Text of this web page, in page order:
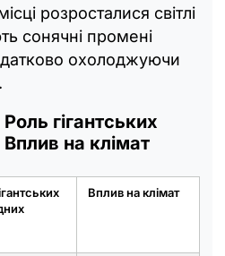
розросталися світлі
сонячні промені
охолоджуючи
Роль гігантських
Вплив на клімат
Вплив на клімат